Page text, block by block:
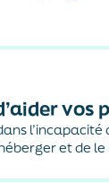
vos
l’incapacité
et de